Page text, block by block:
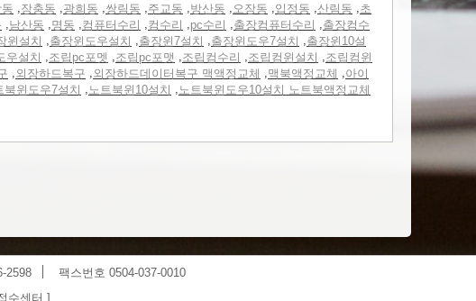
,장충동 ,광희동 ,쌍림동 ,주교동 ,방산동 ,오장동 ,입정동 ,산림동 ,초
,남산동 ,명동 ,컴퓨터수리 ,컴수리 ,pc수리 ,출장컴퓨터수리 ,출장컴수
윈설치 ,출장윈도우설치 ,출장윈7설치 ,출장윈도우7설치 ,출장윈10설
우설치 ,조립pc포멧 ,조립pc포맷 ,조립컴수리 ,조립컴윈설치 ,조립컴윈
,외장하드복구 ,외장하드데이터복구 맥액정교체 ,맥북액정교체 ,아이
북윈도우7설치 ,노트북윈10설치 ,노트북윈도우10설치 노트북액정교체
2598
팩스번호 0504-037-0010
수센터 ]